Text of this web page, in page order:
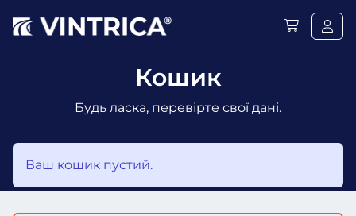
Кошик
Будь ласка, перевірте свої дані.
Ваш кошик пустий.